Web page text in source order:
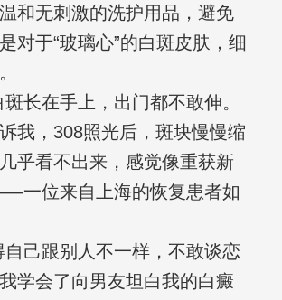
和无刺激的洗护用品，避免
对于“玻璃心”的白斑皮肤，细
长在手上，出门都不敢伸。
我，308照光后，斑块慢慢缩
乎看不出来，感觉像重获新
一位来自上海的恢复患者如
自己跟别人不一样，不敢谈恋
学会了向男友坦白我的白癜